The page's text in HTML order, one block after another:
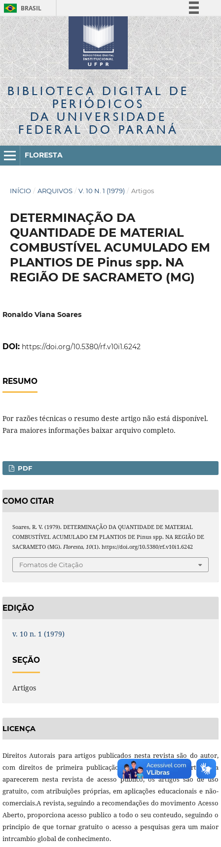
BRASIL
Simplifique!
Comunica BR
Participe
Acesso à informação
Legislação
Canais
BIBLIOTECA DIGITALDE
PERIÓDICOS
DA UNIVERSIDADE
FEDERAL DO PARANÁ
FLORESTA
INÍCIO / ARQUIVOS / V. 10 N. 1 (1979) / Artigos
DETERMINAÇÃO DA
QUANTIDADE DE MATERIAL
COMBUSTÍVEL ACUMULADO EM
PLANTIOS DE Pinus spp. NA
REGIÃO DE SACRAMETO (MG)
Ronaldo Viana Soares
DOI: https://doi.org/10.5380/rf.v10i1.6242
RESUMO
Por razões técnicas o resumo deste artigo não está disponível.
Para maiores informações baixar arquivo completo.
PDF
COMO CITAR
Soares, R. V. (1979). DETERMINAÇÃO DA QUANTIDADE DE MATERIAL
COMBUSTÍVEL ACUMULADO EM PLANTIOS DE Pinus spp. NA REGIÃO DE
SACRAMETO (MG). Floresta, 10(1). https://doi.org/10.5380/rf.v10i1.6242
Fomatos de Citação
EDIÇÃO
v. 10 n. 1 (1979)
SEÇÃO
Artigos
LICENÇA
Direitos Autorais para artigos publicados nesta revista são do autor,
com direitos de primeira publicação para a revista. Em virtude da
aparecerem nesta revista de acesso público, os artigos são de uso
gratuito, com atribuições próprias, em aplicações educacionais e não-
comerciais.A revista, seguindo a recomendações do movimento Acesso
Aberto, proporciona acesso publico a todo o seu conteudo, seguindo o
principio de que tornar gratuito o acesso a pesquisas gera um maior
intrcambio global de conhecimento.